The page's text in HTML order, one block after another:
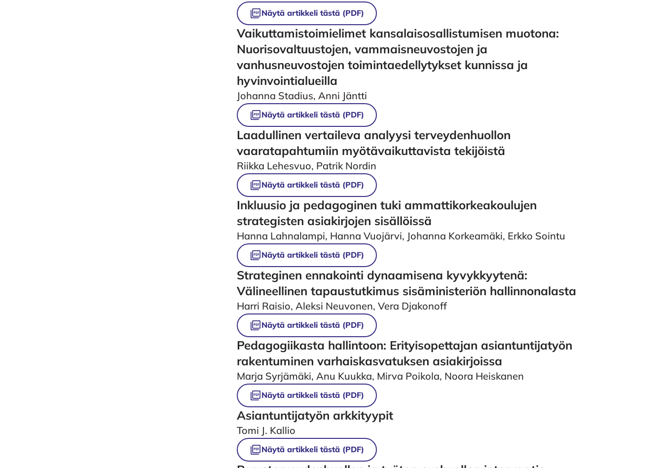
Vaikuttamistoimielimet kansalaisosallistumisen muotona:
Nuorisovaltuustojen, vammaisneuvostojen ja
vanhusneuvostojen toimintaedellytykset kunnissa ja
hyvinvointialueilla
Johanna Stadius, Anni Jäntti
Näytä artikkeli tästä (PDF)
Laadullinen vertaileva analyysi terveydenhuollon
vaaratapahtumiin myötävaikuttavista tekijöistä
Riikka Lehesvuo, Patrik Nordin
Näytä artikkeli tästä (PDF)
Inkluusio ja pedagoginen tuki ammattikorkeakoulujen
strategisten asiakirjojen sisällöissä
Hanna Lahnalampi, Hanna Vuojärvi, Johanna Korkeamäki, Erkko Sointu
Näytä artikkeli tästä (PDF)
Strateginen ennakointi dynaamisena kyvykkyytenä:
Välineellinen tapaustutkimus sisäministeriön hallinnonalasta
Harri Raisio, Aleksi Neuvonen, Vera Djakonoff
Näytä artikkeli tästä (PDF)
Pedagogiikasta hallintoon: Erityisopettajan asiantuntijatyön
rakentuminen varhaiskasvatuksen asiakirjoissa
Marja Syrjämäki, Anu Kuukka, Mirva Poikola, Noora Heiskanen
Näytä artikkeli tästä (PDF)
Asiantuntijatyön arkkityypit
Tomi J. Kallio
Näytä artikkeli tästä (PDF)
Perusterveydenhuollon ja työterveyshuollon integraatio